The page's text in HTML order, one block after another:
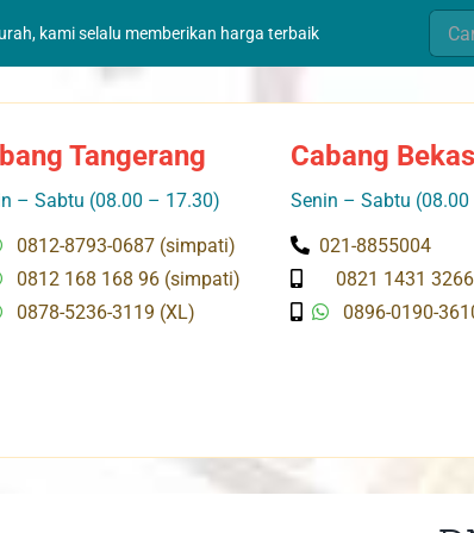
kami selalu memberikan harga terbaik
for:
Tangerang
– Sabtu (08.00 – 17.30)
0812-8793-0687 (simpati)
0812 168 168 96 (simpati)
0878-5236-3119 (XL)
Cabang
Senin – Sabtu
021-8855004
0821 1431
0896-0190-